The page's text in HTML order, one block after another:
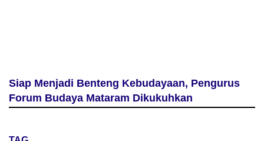
Siap Menjadi Benteng Kebudayaan, Pengurus
Forum Budaya Mataram Dikukuhkan